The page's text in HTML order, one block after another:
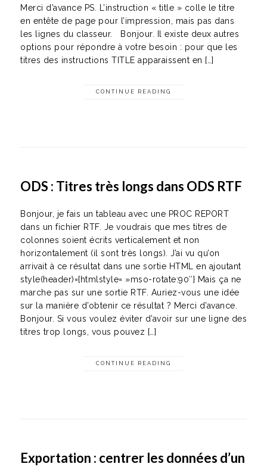
Merci d’avance PS. L’instruction « title » colle le titre
en entête de page pour l’impression, mais pas dans
les lignes du classeur. Bonjour. Il existe deux autres
options pour répondre à votre besoin : pour que les
titres des instructions TITLE apparaissent en […]
CONTINUE READING
ODS : Titres très longs dans ODS RTF
Bonjour, je fais un tableau avec une PROC REPORT
dans un fichier RTF. Je voudrais que mes titres de
colonnes soient écrits verticalement et non
horizontalement (il sont très longs). J’ai vu qu’on
arrivait à ce résultat dans une sortie HTML en ajoutant
style(header)={htmlstyle= »mso-rotate:90″} Mais ça ne
marche pas sur une sortie RTF. Auriez-vous une idée
sur la manière d’obtenir ce résultat ? Merci d’avance.
Bonjour. Si vous voulez éviter d’avoir sur une ligne des
titres trop longs, vous pouvez […]
CONTINUE READING
Exportation : centrer les données d’un